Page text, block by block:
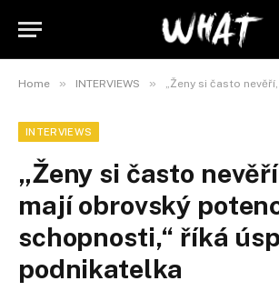
Home » INTERVIEWS » „Ženy si často nevěří, i když mají obrovský
INTERVIEWS
„Ženy si často
mají obrovský
schopnosti,“ říká
podnikatelka